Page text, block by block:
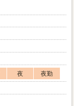
夜
夜勤